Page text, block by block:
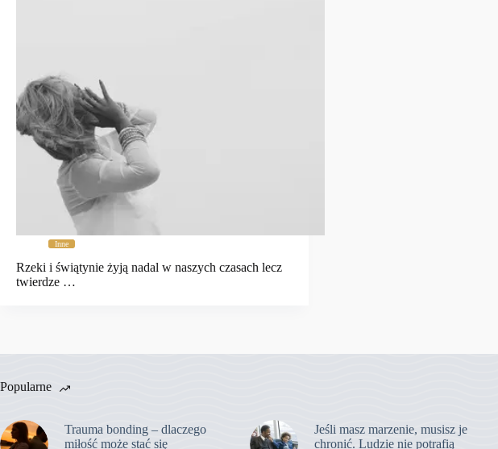
Inne
Rzeki i świątynie żyją nadal w naszych czasach lecz
twierdze …
Popularne
Trauma bonding – dlaczego
miłość może stać się
Jeśli masz marzenie, musisz je
chronić. Ludzie nie potrafią